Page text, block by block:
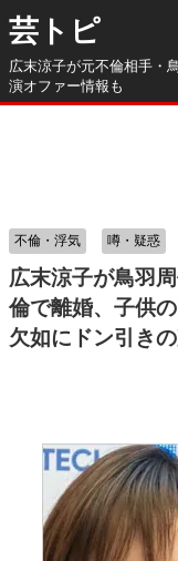
芸トピ
広末涼子が元不倫相手・
演オファー情報も
広末涼子が鳥羽
倫で離婚、子供
欠如にドン引き
不倫・浮気 噂・疑惑